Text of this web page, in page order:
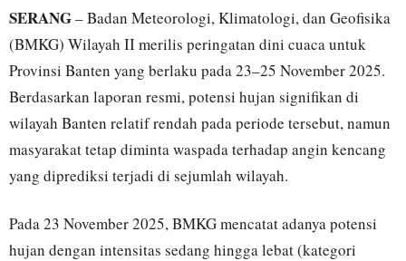
SERANG– Badan Meteorologi, Klimatologi, dan Geofisika
(BMKG) Wilayah II merilis peringatan dini cuaca untuk
Provinsi Banten yang berlaku pada 23–25 November 2025.
Berdasarkan laporan resmi, potensi hujan signifikan di
wilayah Banten relatif rendah pada periode tersebut, namun
masyarakat tetap diminta waspada terhadap angin kencang
yang diprediksi terjadi di sejumlah wilayah.
Pada 23 November 2025, BMKG mencatat adanya potensi
hujan dengan intensitas sedang hingga lebat (kategori